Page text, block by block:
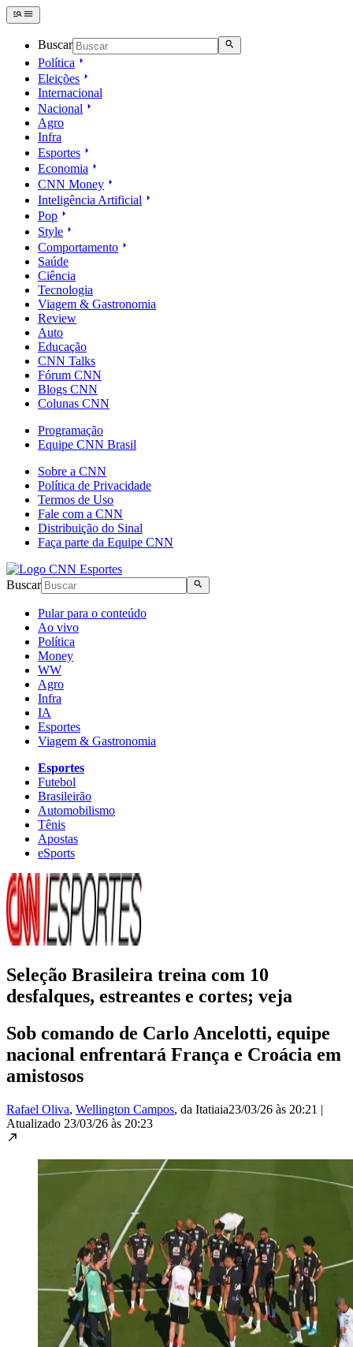
Buscar
Política
Eleições
Internacional
Nacional
Agro
Infra
Esportes
Economia
CNN Money
Inteligência Artificial
Pop
Style
Comportamento
Saúde
Ciência
Tecnologia
Viagem & Gastronomia
Review
Auto
Educação
CNN Talks
Fórum CNN
Blogs CNN
Colunas CNN
Programação
Equipe CNN Brasil
Sobre a CNN
Política de Privacidade
Termos de Uso
Fale com a CNN
Distribuição do Sinal
Faça parte da Equipe CNN
Buscar
Pular para o conteúdo
Ao vivo
Política
Money
WW
Agro
Infra
IA
Esportes
Viagem & Gastronomia
Esportes
Futebol
Brasileirão
Automobilismo
Tênis
Apostas
eSports
Seleção Brasileira treina com 10
desfalques, estreantes e cortes; veja
Sob comando de Carlo Ancelotti, equipe
nacional enfrentará França e Croácia em
amistosos
Rafael Oliva, Wellington Campos, da Itatiaia23/03/26 às 20:21 |
Atualizado 23/03/26 às 20:23